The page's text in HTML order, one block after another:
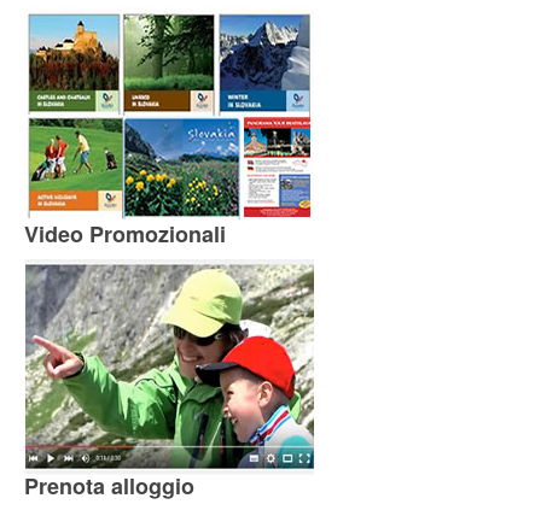
Video Promozionali
Prenota alloggio